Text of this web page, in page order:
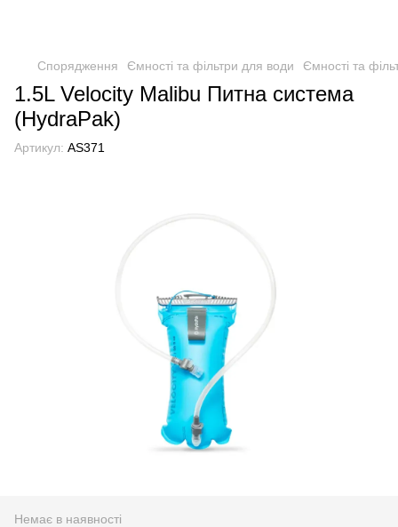
Спорядження Ємності та фільтри для води Ємності та
1.5L Velocity Malibu Питна система
(HydraPak)
Артикул: AS371
Немає в наявності